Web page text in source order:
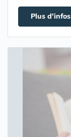
Plus d'infos